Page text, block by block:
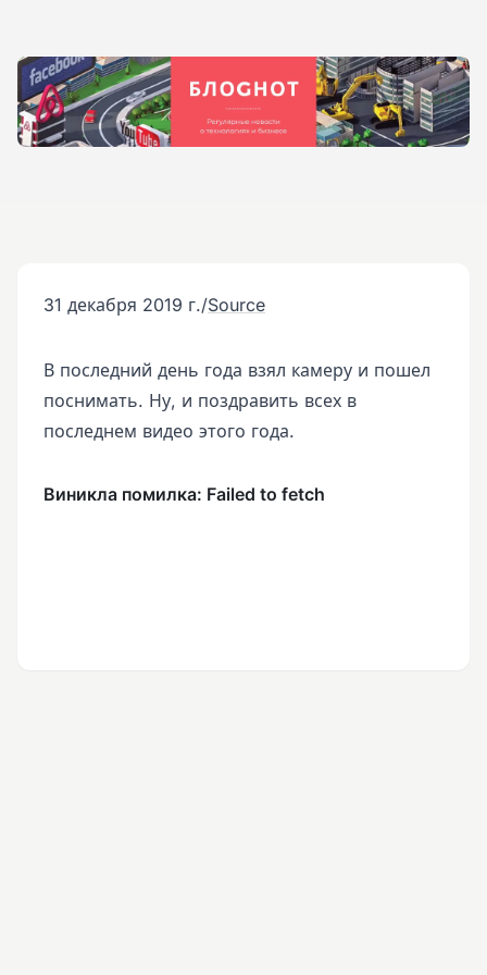
31 декабря 2019 г./Source
В последний день года взял камеру и пошел
поснимать. Ну, и поздравить всех в
последнем видео этого года.